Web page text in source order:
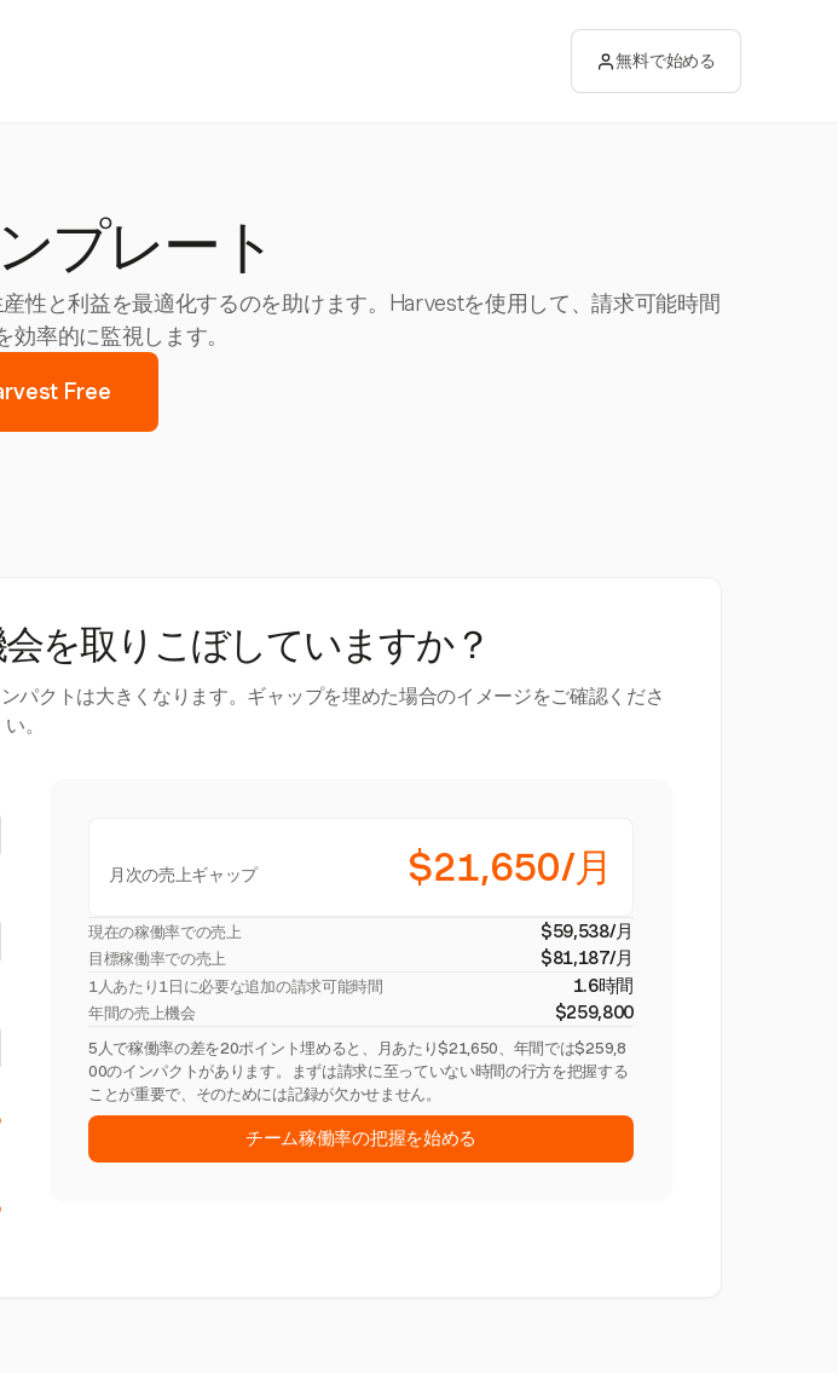
無料で始める
プレート
性と利益を最適化するのを助けます。Harvestを使用して、請求可能時間
効率的に監視します。
Free
を取りこぼしていますか？
クトは大きくなります。ギャップを埋めた場合のイメージをご確認くださ
い。
月次の売上ギャップ $21,650/月
現在の稼働率での売上 $59,538/月
目標稼働率での売上 $81,187/月
1人あたり1日に必要な追加の請求可能時間 1.6時間
年間の売上機会 $259,800
5人で稼働率の差を20ポイント埋めると、月あたり$21,650、年間では$259,8
00のインパクトがあります。まずは請求に至っていない時間の行方を把握する
ことが重要で、そのためには記録が欠かせません。
チーム稼働率の把握を始める